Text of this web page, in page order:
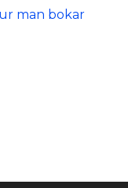
man bokar